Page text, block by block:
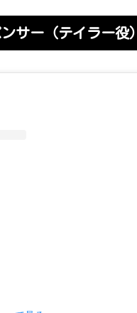
サー（テイラー役）